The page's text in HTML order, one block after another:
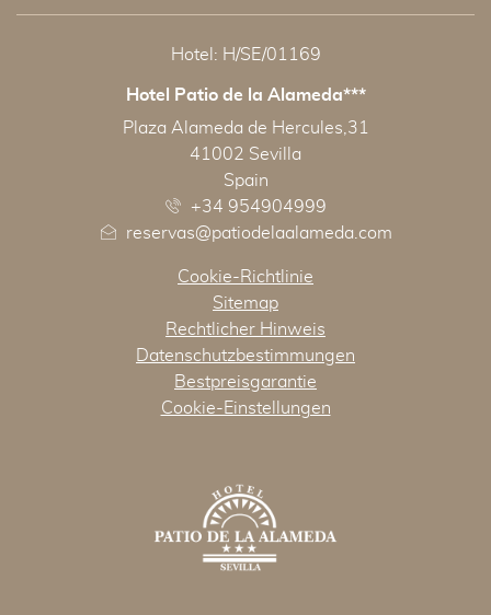
Hotel: H/SE/01169
ADRESSEHotel Patio de la Alameda***
Plaza Alameda de Hercules,31
41002 Sevilla
Spain
+34 954904999
reservas@patiodelaalameda.com
Cookie-Richtlinie
Sitemap
Rechtlicher Hinweis
Datenschutzbestimmungen
Bestpreisgarantie
Cookie-Einstellungen